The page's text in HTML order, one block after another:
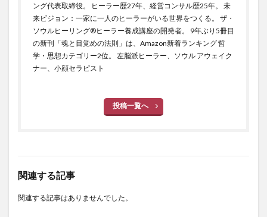
ング代表取締役。 ヒーラー歴27年、経営コンサル歴25年。 未
来ビジョン：一家に一人のヒーラーがいる世界をつくる。 ザ・
ソウルヒーリング®ヒーラー養成講座の開発者。 9年ぶり5冊目
の新刊「魂と目覚めの法則」は、Amazon新着ランキング 哲
学・思想カテゴリー2位。 左脳派ヒーラー、ソウル アウェイク
ナー、小顔セラピスト
投稿一覧へ
関連する記事
関連する記事はありませんでした。